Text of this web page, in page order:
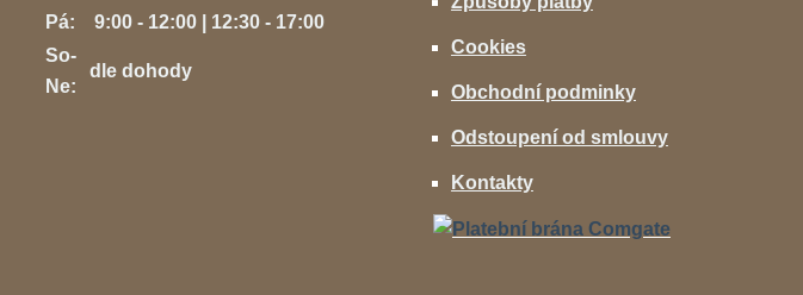
Pá:
9:00 - 12:00 | 12:30 - 17:00
So-
Ne:
dle dohody
Cookies
Obchodní podminky
Odstoupení od smlouvy
Kontakty